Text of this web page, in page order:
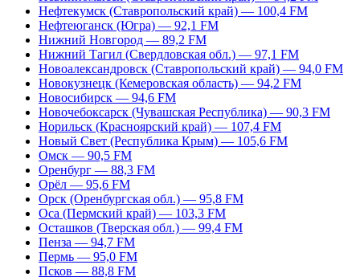
Нефтекумск (Ставропольский край) — 100,4 FM
Нефтеюганск (Югра) — 92,1 FM
Нижний Новгород — 89,2 FM
Нижний Тагил (Свердловская обл.) — 97,1 FM
Новоалександровск (Ставропольский край) — 94,0 FM
Новокузнецк (Кемеровская область) — 94,2 FM
Новосибирск — 94,6 FM
Новочебоксарск (Чувашская Республика) — 90,3 FM
Норильск (Красноярский край) — 107,4 FM
Новый Свет (Республика Крым) — 105,6 FM
Омск — 90,5 FM
Оренбург — 88,3 FM
Орёл — 95,6 FM
Орск (Оренбургская обл.) — 95,8 FM
Оса (Пермский край) — 103,3 FM
Осташков (Тверская обл.) — 99,4 FM
Пенза — 94,7 FM
Пермь — 95,0 FM
Псков — 88,8 FM